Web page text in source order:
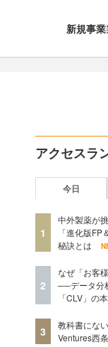
新規事業
アクセスラ
今日
1
中外製薬が
「進化版
秘訣とは
2
なぜ「お客
──データ分
「CLV」の
3
教科書にな
Ventures西